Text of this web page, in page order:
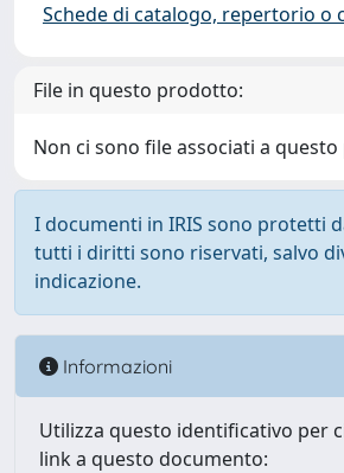
Schede di catalogo, repertorio o
File in questo prodotto:
Non ci sono file associati a
I documenti in IRIS sono protetti
tutti i diritti sono riservati, salvo
indicazione.
Informazioni
Utilizza questo identificativo per
link a questo documento: